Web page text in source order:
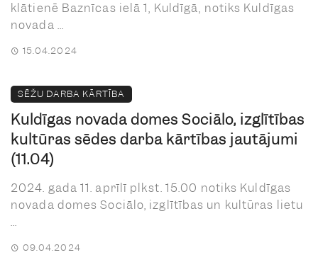
klātienē Baznīcas ielā 1, Kuldīgā, notiks Kuldīgas
novada ...
15.04.2024
SĒŽU DARBA KĀRTĪBA
Kuldīgas novada domes Sociālo, izglītības
kultūras sēdes darba kārtības jautājumi
(11.04)
2024. gada 11. aprīlī plkst. 15.00 notiks Kuldīgas
novada domes Sociālo, izglītības un kultūras lietu
...
09.04.2024